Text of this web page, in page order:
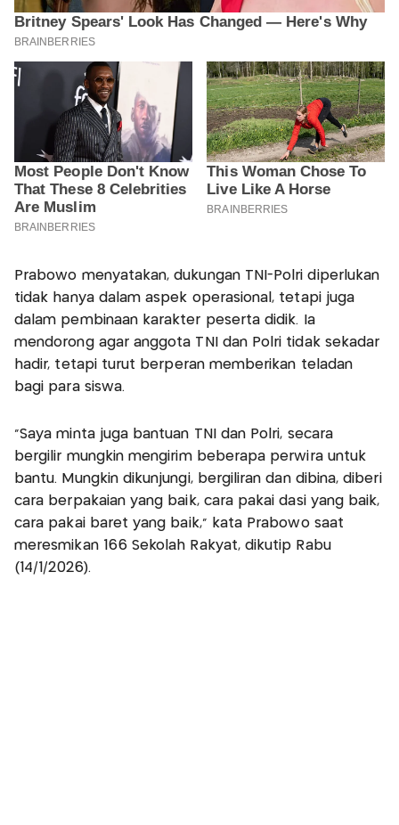
Prabowo menyatakan, dukungan TNI-Polri diperlukan
tidak hanya dalam aspek operasional, tetapi juga
dalam pembinaan karakter peserta didik. Ia
mendorong agar anggota TNI dan Polri tidak sekadar
hadir, tetapi turut berperan memberikan teladan
bagi para siswa.
“Saya minta juga bantuan TNI dan Polri, secara
bergilir mungkin mengirim beberapa perwira untuk
bantu. Mungkin dikunjungi, bergiliran dan dibina, diberi
cara berpakaian yang baik, cara pakai dasi yang baik,
cara pakai baret yang baik,” kata Prabowo saat
meresmikan 166 Sekolah Rakyat, dikutip Rabu
(14/1/2026).